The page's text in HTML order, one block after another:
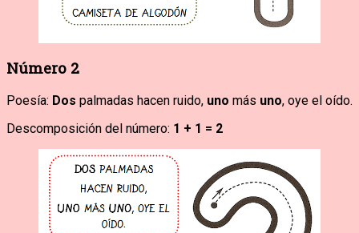
Número 2
Poesía: Dos palmadas hacen ruido, uno más uno, oye el oído.
Descomposición del número: 1 + 1 = 2